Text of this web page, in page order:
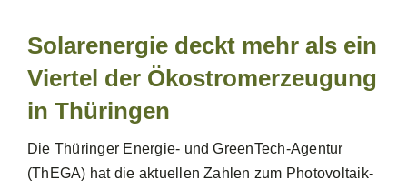
Solarenergie deckt mehr als ein
Viertel der Ökostromerzeugung
in Thüringen
Die Thüringer Energie- und GreenTech-Agentur
(ThEGA) hat die aktuellen Zahlen zum Photovoltaik-